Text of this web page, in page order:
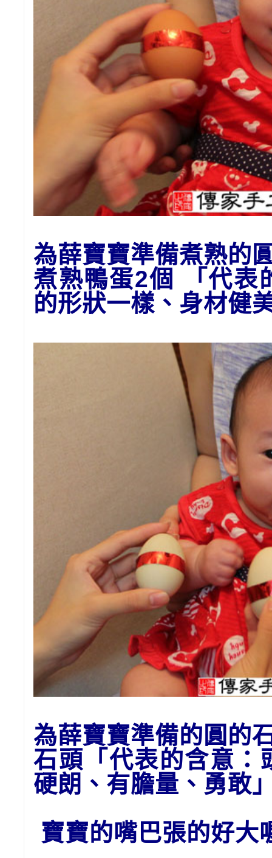
為薛寶寶準備煮熟的
煮熟鴨蛋2個 「代表
的形狀一樣、身材健
為薛寶寶準備的 圓的
石頭 「代表的含意
硬朗、有膽量、勇敢
寶寶的嘴巴張的好大